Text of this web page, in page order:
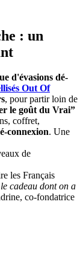
: un
d'évasions dé-
Out Of
, pour partir loin de
le goût du Vrai”
coffret,
connexion. Une
de
les Français
le cadeau dont on a
co-fondatrice